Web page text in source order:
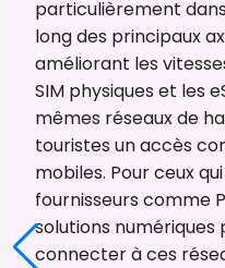
particulièrement
long des principaux
améliorant les
SIM physiques et les
mêmes réseaux de
touristes un accès
mobiles. Pour ceux
fournisseurs comme
solutions numériques
connecter à ces